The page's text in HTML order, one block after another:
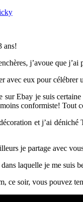
ans!
j’avoue que
avec eux pour
sur Ebay je suis
conformiste! Tout
et j’ai
je partage avec
laquelle je me suis
ce soir, vous pouvez